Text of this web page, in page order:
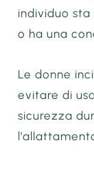
individuo
o ha una
Le donne
evitare di
sicurezza